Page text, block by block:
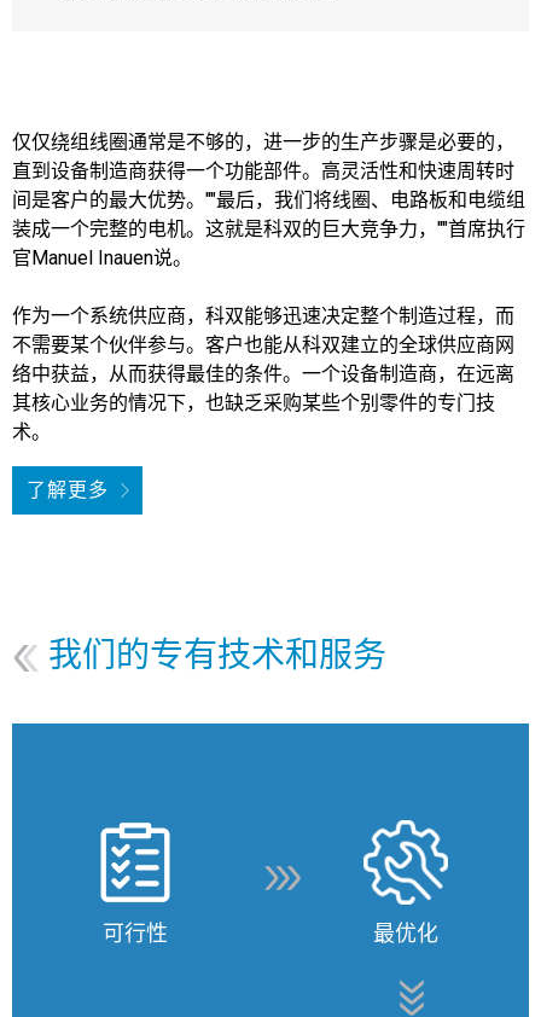
仅仅绕组线圈通常是不够的，进一步的生产步骤是必要的，
直到设备制造商获得一个功能部件。高灵活性和快速周转时
间是客户的最大优势。""最后，我们将线圈、电路板和电缆组
装成一个完整的电机。这就是科双的巨大竞争力，""首席执行
官Manuel Inauen说。
作为一个系统供应商，科双能够迅速决定整个制造过程，而
不需要某个伙伴参与。客户也能从科双建立的全球供应商网
络中获益，从而获得最佳的条件。一个设备制造商，在远离
其核心业务的情况下，也缺乏采购某些个别零件的专门技
术。
了解更多
我们的专有技术和服务
可行性 最优化